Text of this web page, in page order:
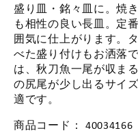
盛り皿・銘々皿に。焼
も相性の良い長皿。定
囲気に仕上がります。
べた盛り付けもお洒落
は、秋刀魚一尾が収ま
の尻尾が少し出るサイ
適です。
商品コード： 40034166